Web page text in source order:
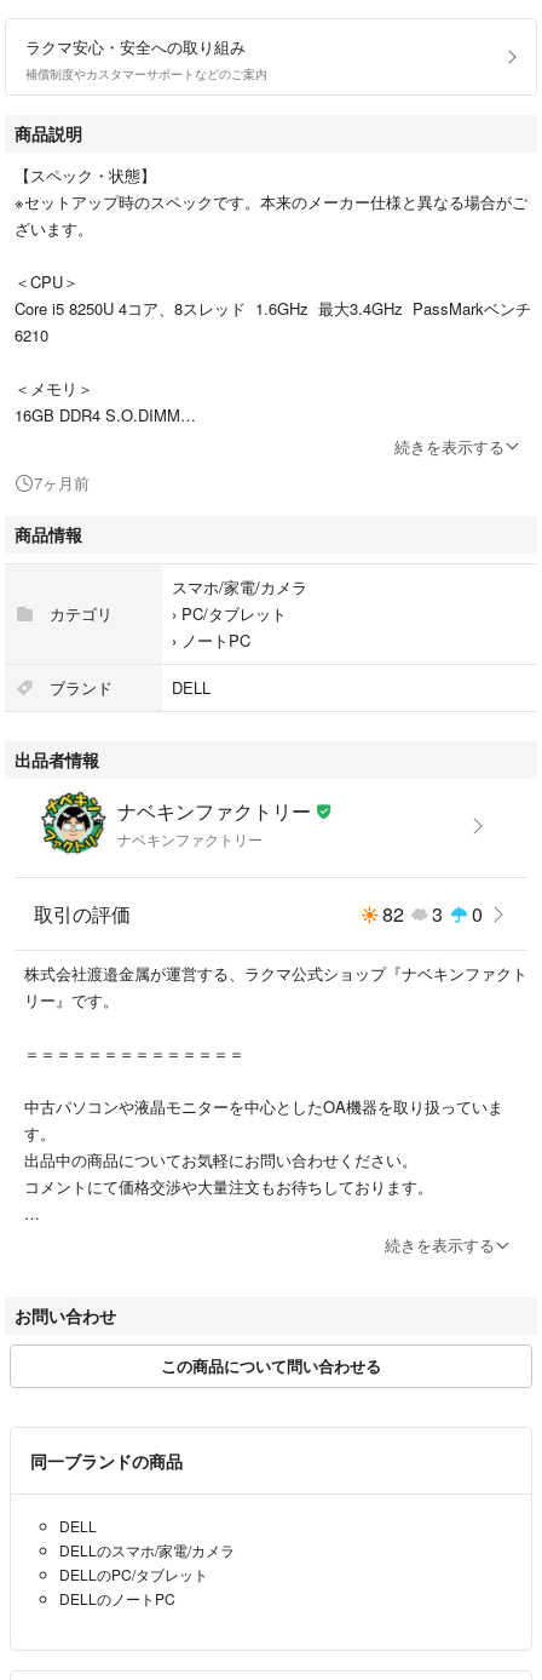
ラクマ安心・安全への取り組み
補償制度やカスタマーサポートなどのご案内
商品説明
【スペック・状態】
※セットアップ時のスペックです。本来のメーカー仕様と異なる場合がご
ざいます。
＜CPU＞
Core i5 8250U 4コア、8スレッド 1.6GHz 最大3.4GHz PassMarkベンチ
6210
＜メモリ＞
16GB DDR4 S.O.DIMM
新品SSD 2.5インチ256GB
＜光学ドライブ＞
＜ビデオカード＞
CPU内臓(Intel(R) UHD Graphics 620)
＜モニターサイズ＞
＜最大解像度＞
1366×768（WXGA）
HDMI
＜LAN＞
有線LAN・無線LAN
＜USB3.0＞
＜バッテリー状態＞
中古パソコンですので、バッテリーの使用頻度は不明です。
バッテリー駆動での使用は可能ですが、使用時間は分かりかねます。
＜その他＞
WEBカメラあり
＜特記事項＞
中古品の為、外装のすり傷・当て傷・塗装の剥がれ、キーボードのテカ
けます。
複数在庫品の為、同等品をお送りしますが、
・ゴム足が無い場合があります。
・細かなキズなどが写真と異なる場合があります。
【保証について】
続きを表示する
7ヶ月前
商品情報
カテゴリ
スマホ/家電/カメラ
› PC/タブレット
› ノートPC
ブランド DELL
出品者情報
ナベキンファクトリー
ナベキンファクトリー
取引の評価 82 3 0
株式会社渡邉金属が運営する、ラクマ公式ショップ『ナベキンファクト
リー』です。
＝＝＝＝＝＝＝＝＝＝＝＝＝＝
中古パソコンや液晶モニターを中心としたOA機器を取り扱っていま
す。
出品中の商品についてお気軽にお問い合わせください。
コメントにて価格交渉や大量注文もお待ちしております。
ご購入いただいたお客様には大変ご迷惑をおかけいたしますが、何卒ご
理解のほどよろしくお願いいたします。
※長期休暇や臨時休業を除き原則5営業日以内には返信いたします。
drumchiper@yahoo.co.jp
＝＝＝＝＝＝＝＝＝＝＝＝＝＝
こちらのアカウントはラクマ公式パートナーの株式会社渡邉金属(ナベ
キンファクトリー)によって運営されています。
https://fril.jp/ts/official/law/a014/
続きを表示する
お問い合わせ
この商品について問い合わせる
同一ブランドの商品
DELL
DELLのスマホ/家電/カメラ
DELLのPC/タブレット
DELLのノートPC